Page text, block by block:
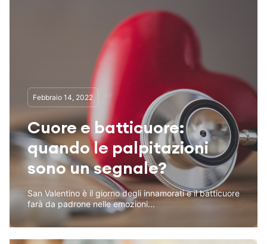
Febbraio 14, 2022
Cuore e batticuore:
quando le palpitazioni
sono un segnale?
San Valentino è il giorno degli innamorati e il batticuore
farà da padrone nelle emozioni...